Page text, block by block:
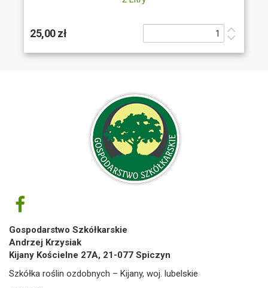
25,00 zł
Gospodarstwo Szkółkarskie
Andrzej Krzysiak
Kijany Kościelne 27A, 21-077 Spiczyn
Szkółka roślin ozdobnych – Kijany, woj. lubelskie